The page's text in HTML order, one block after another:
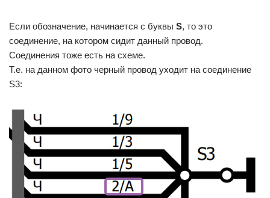
Если обозначение, начинается с буквы S, то это
соединение, на котором сидит данный провод.
Соединения тоже есть на схеме.
Т.е. на данном фото черный провод уходит на соединение
S3: